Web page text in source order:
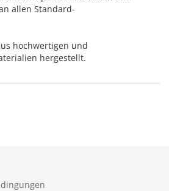
allen Standard-
hochwertigen und
hergestellt.